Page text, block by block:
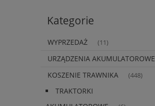
Kategorie
WYPRZEDAŻ (11)
URZĄDZENIA AKUMULATOROWE
KOSZENIE TRAWNIKA (448)
TRAKTORKI